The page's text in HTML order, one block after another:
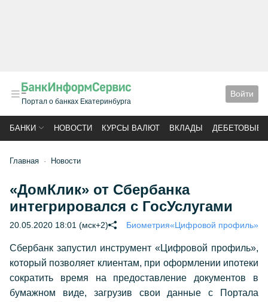
Портал о банках Екатеринбурга
Войти
БАНКИ НОВОСТИ КУРСЫ ВАЛЮТ ВКЛАДЫ ДЕБЕТОВЫЕ
Главная Новости
«ДомКлик» от Сбербанка
интегрировался с ГосУслугами
20.05.2020 18:01 (мск+2) Биометрия«Цифровой профиль»
Сбербанк запустил инструмент «Цифровой профиль»,
который позволяет клиентам, при оформлении ипотеки
сократить время на предоставление документов в
бумажном виде, загрузив свои данные с Портала